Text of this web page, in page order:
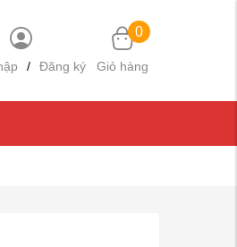
/ Đăng ký
0
Giỏ hàng